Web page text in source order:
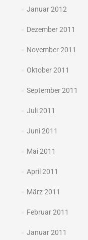
Januar 2012
Dezember 2011
November 2011
Oktober 2011
September 2011
Juli 2011
Juni 2011
Mai 2011
April 2011
März 2011
Februar 2011
Januar 2011